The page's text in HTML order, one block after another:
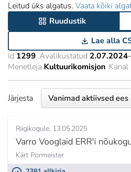
Leitud üks algatus. Vaata kõiki
Ruudustik
Lae alla
Id 1299 Avalikustatud 2.07.2024
Menetleja Kultuurikomisjon Kanal
Järjesta
Riigikogule 13.05.2025
Varro Vooglaid ERR'i
Kärt Pormeister